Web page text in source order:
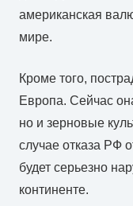
американская
мире.
Кроме того,
Европа. Сейчас
но и зерновые
случае отказа РФ
будет серьезно
континенте.